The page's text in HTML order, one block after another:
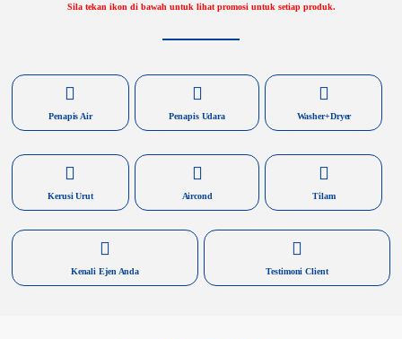
Sila tekan ikon di bawah untuk lihat promosi untuk setiap produk.
Penapis Air Penapis Udara Washer+Dryer
Kerusi Urut Aircond Tilam
Kenali Ejen Anda Testimoni Client